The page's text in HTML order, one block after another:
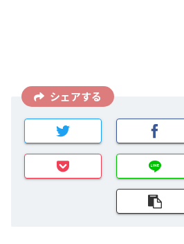
シェアする